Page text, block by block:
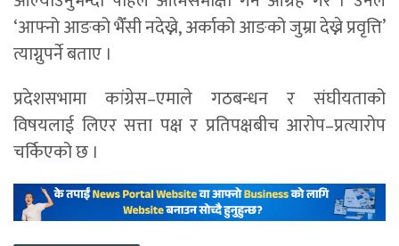
‘आफ्नो आङको भैँसी नदेख्ने, अर्काको आङको जुम्रा देख्ने प्रवृत्ति’
त्याग्नुपर्ने बताए ।
प्रदेशसभामा कांग्रेस–एमाले गठबन्धन र संघीयताको
विषयलाई लिएर सत्ता पक्ष र प्रतिपक्षबीच आरोप–प्रत्यारोप
चर्किएको छ ।